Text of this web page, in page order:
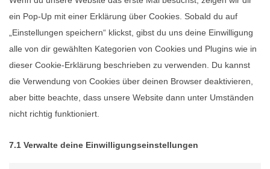
ein Pop-Up mit einer Erklärung über Cookies. Sobald du auf
„Einstellungen speichern“ klickst, gibst du uns deine Einwilligung
alle von dir gewählten Kategorien von Cookies und Plugins wie in
dieser Cookie-Erklärung beschrieben zu verwenden. Du kannst
die Verwendung von Cookies über deinen Browser deaktivieren,
aber bitte beachte, dass unsere Website dann unter Umständen
nicht richtig funktioniert.
7.1 Verwalte deine Einwilligungseinstellungen